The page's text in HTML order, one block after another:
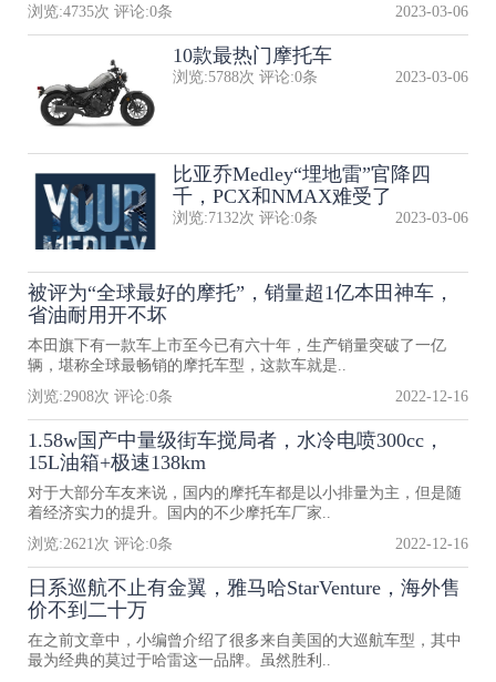
浏览:4735次 评论:0条 2023-03-06
10款最热门摩托车
浏览:5788次 评论:0条 2023-03-06
比亚乔Medley“埋地雷”官降四
千，PCX和NMAX难受了
浏览:7132次 评论:0条 2023-03-06
被评为“全球最好的摩托”，销量超1亿本田神车，
省油耐用开不坏
本田旗下有一款车上市至今已有六十年，生产销量突破了一亿
辆，堪称全球最畅销的摩托车型，这款车就是..
浏览:2908次 评论:0条 2022-12-16
1.58w国产中量级街车搅局者，水冷电喷300cc，
15L油箱+极速138km
对于大部分车友来说，国内的摩托车都是以小排量为主，但是随
着经济实力的提升。国内的不少摩托车厂家..
浏览:2621次 评论:0条 2022-12-16
日系巡航不止有金翼，雅马哈StarVenture，海外售
价不到二十万
在之前文章中，小编曾介绍了很多来自美国的大巡航车型，其中
最为经典的莫过于哈雷这一品牌。虽然胜利..